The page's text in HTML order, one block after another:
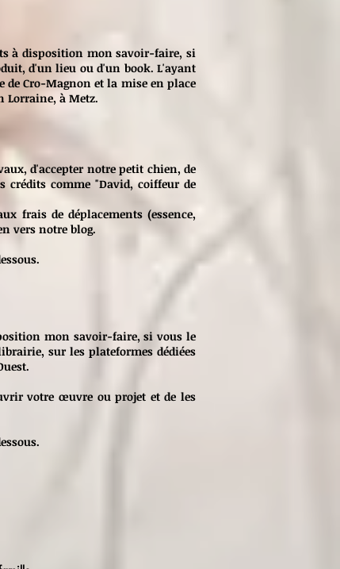
à disposition mon savoir-faire, si
d'un lieu ou d'un book. L'ayant
Cro-Magnon et la mise en place
Lorraine, à Metz.
d'accepter notre petit chien, de
crédits comme "David, coiffeur de
frais de déplacements (essence,
vers notre blog.
mon savoir-faire, si vous le
sur les plateformes dédiées
votre œuvre ou projet et de les